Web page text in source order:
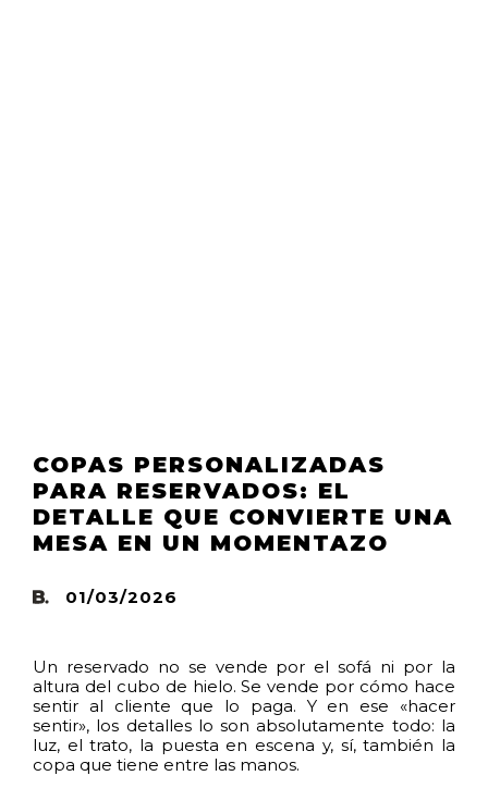
COPAS PERSONALIZADAS
PARA RESERVADOS: EL
DETALLE QUE CONVIERTE UNA
MESA EN UN MOMENTAZO
01/03/2026
Un reservado no se vende por el sofá ni por la
altura del cubo de hielo. Se vende por cómo hace
sentir al cliente que lo paga. Y en ese «hacer
sentir», los detalles lo son absolutamente todo: la
luz, el trato, la puesta en escena y, sí, también la
copa que tiene entre las manos.